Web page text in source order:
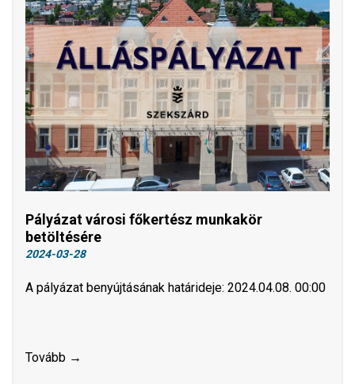
Pályázat városi főkertész munkakör
betöltésére
2024-03-28
A pályázat benyújtásának határideje: 2024.04.08. 00:00
Tovább →